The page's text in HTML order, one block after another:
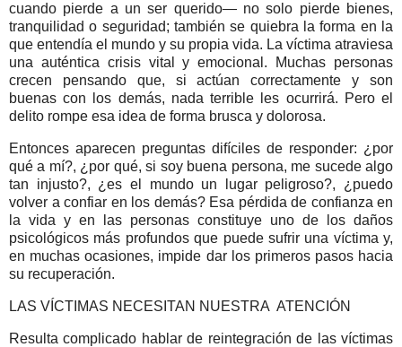
cuando pierde a un ser querido— no solo pierde bienes,
tranquilidad o seguridad; también se quiebra la forma en la
que entendía el mundo y su propia vida. La víctima atraviesa
una auténtica crisis vital y emocional. Muchas personas
crecen pensando que, si actúan correctamente y son
buenas con los demás, nada terrible les ocurrirá. Pero el
delito rompe esa idea de forma brusca y dolorosa.
Entonces aparecen preguntas difíciles de responder: ¿por
qué a mí?, ¿por qué, si soy buena persona, me sucede algo
tan injusto?, ¿es el mundo un lugar peligroso?, ¿puedo
volver a confiar en los demás? Esa pérdida de confianza en
la vida y en las personas constituye uno de los daños
psicológicos más profundos que puede sufrir una víctima y,
en muchas ocasiones, impide dar los primeros pasos hacia
su recuperación.
LAS VÍCTIMAS NECESITAN NUESTRA ATENCIÓN
Resulta complicado hablar de reintegración de las víctimas